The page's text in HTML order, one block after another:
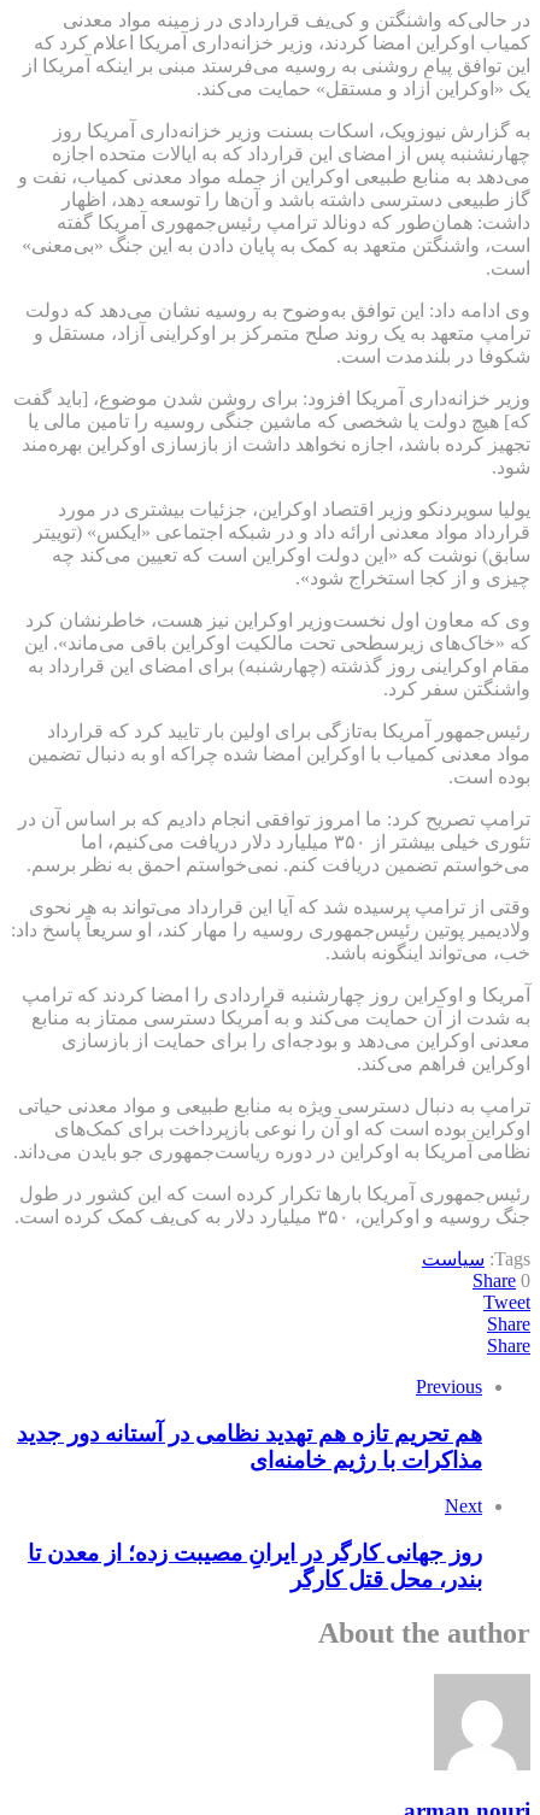
در حالی‌که واشنگتن و کی‌یف قراردادی در زمینه مواد معدنی
کمیاب اوکراین امضا کردند، وزیر خزانه‌داری آمریکا اعلام کرد که
این توافق پیام روشنی به روسیه می‌فرستد مبنی بر اینکه آمریکا از
یک «اوکراین آزاد و مستقل» حمایت می‌کند.
به گزارش نیوزویک، اسکات بسنت وزیر خزانه‌داری آمریکا روز
چهارنشنبه پس از امضای این قرارداد که به ایالات متحده اجازه
می‌دهد به منابع طبیعی اوکراین از جمله مواد معدنی کمیاب، نفت و
گاز طبیعی دسترسی داشته باشد و آن‌ها را توسعه دهد، اظهار
داشت: همان‌طور که دونالد ترامپ رئیس‌جمهوری آمریکا گفته
است، واشنگتن متعهد به کمک به پایان‌ دادن به این جنگ «بی‌معنی»
است.
وی ادامه داد: این توافق به‌وضوح به روسیه نشان می‌دهد که دولت
ترامپ متعهد به یک روند صلح‌ متمرکز بر اوکراینی آزاد، مستقل و
شکوفا در بلندمدت است.
وزیر خزانه‌داری آمریکا افزود: برای روشن شدن موضوع، [باید گفت
که] هیچ دولت یا شخصی که ماشین جنگی روسیه را تامین مالی یا
تجهیز کرده باشد، اجازه نخواهد داشت از بازسازی اوکراین بهره‌مند
شود.
یولیا سویردنکو وزیر اقتصاد اوکراین، جزئیات بیشتری در مورد
قرارداد مواد معدنی ارائه داد و در شبکه اجتماعی «ایکس» (توییتر
سابق) نوشت که «این دولت اوکراین است که تعیین می‌کند چه
چیزی و از کجا استخراج شود».
وی که معاون اول نخست‌وزیر اوکراین نیز هست، خاطرنشان کرد
که «خاک‌های زیرسطحی تحت مالکیت اوکراین باقی می‌ماند». این
مقام اوکراینی روز گذشته (چهارشنبه) برای امضای این قرارداد به
واشنگتن سفر کرد.
رئیس‌جمهور آمریکا به‌تازگی برای اولین بار تایید کرد که قرارداد
مواد معدنی کمیاب با اوکراین امضا شده چراکه او به دنبال تضمین
بوده است.
ترامپ تصریح کرد: ما امروز توافقی انجام دادیم که بر اساس آن در
تئوری خیلی بیشتر از ۳۵۰ میلیارد دلار دریافت می‌کنیم، اما
می‌خواستم تضمین دریافت کنم. نمی‌خواستم احمق به نظر برسم.
وقتی از ترامپ پرسیده شد که آیا این قرارداد می‌تواند به هر نحوی
ولادیمیر پوتین رئیس‌جمهوری روسیه را مهار کند، او سریعاً پاسخ داد:
خب، می‌تواند اینگونه باشد.
آمریکا و اوکراین روز چهارشنبه قراردادی را امضا کردند که ترامپ
به شدت از آن حمایت می‌کند و به آمریکا دسترسی ممتاز به منابع
معدنی اوکراین می‌دهد و بودجه‌ای را برای حمایت از بازسازی
اوکراین فراهم می‌کند.
ترامپ به دنبال دسترسی ویژه به منابع طبیعی و مواد معدنی حیاتی
اوکراین بوده است که او آن را نوعی بازپرداخت برای کمک‌های
نظامی آمریکا به اوکراین در دوره ریاست‌جمهوری جو بایدن می‌داند.
رئیس‌جمهوری آمریکا بارها تکرار کرده است که این کشور در طول
جنگ روسیه و اوکراین، ۳۵۰ میلیارد دلار به کی‌یف کمک کرده است.
Tags: سیاست
Share 0
Tweet
Share
Share
Previous
هم تحریم تازه هم تهدید نظامی در آستانه دور جدید
مذاکرات با رژیم خامنه‌ای
Next
روز جهانی کارگر در ایرانِ مصیبت زده؛ از معدن تا
بندر، محل قتل کارگر
About the author